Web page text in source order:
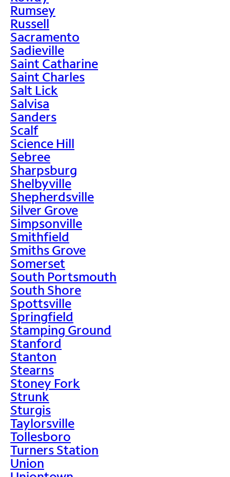
Rumsey
Russell
Sacramento
Sadieville
Saint Catharine
Saint Charles
Salt Lick
Salvisa
Sanders
Scalf
Science Hill
Sebree
Sharpsburg
Shelbyville
Shepherdsville
Silver Grove
Simpsonville
Smithfield
Smiths Grove
Somerset
South Portsmouth
South Shore
Spottsville
Springfield
Stamping Ground
Stanford
Stanton
Stearns
Stoney Fork
Strunk
Sturgis
Taylorsville
Tollesboro
Turners Station
Union